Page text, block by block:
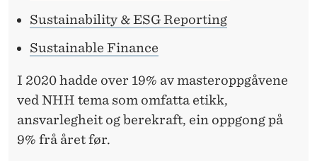
Sustainability & ESG Reporting
Sustainable Finance
I 2020 hadde over 19% av masteroppgåvene
ved NHH tema som omfatta etikk,
ansvarlegheit og berekraft, ein oppgong på
9% frå året før.